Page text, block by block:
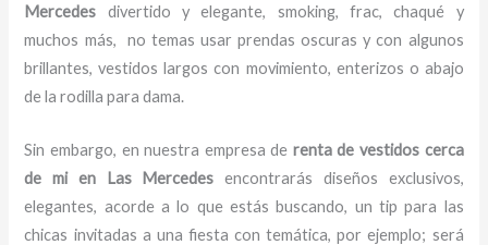
Mercedes divertido y elegante, smoking, frac, chaqué y
muchos más,
no temas usar prendas oscuras y con algunos
brillantes, vestidos largos con movimiento, enterizos o abajo
de la rodilla para dama.
Sin embargo, en nuestra empresa de renta de vestidos cerca
de mien Las Mercedesencontrarás diseños exclusivos,
elegantes, acorde a lo que estás buscando, un tip para las
chicas invitadas a una fiesta con temática, por ejemplo; será